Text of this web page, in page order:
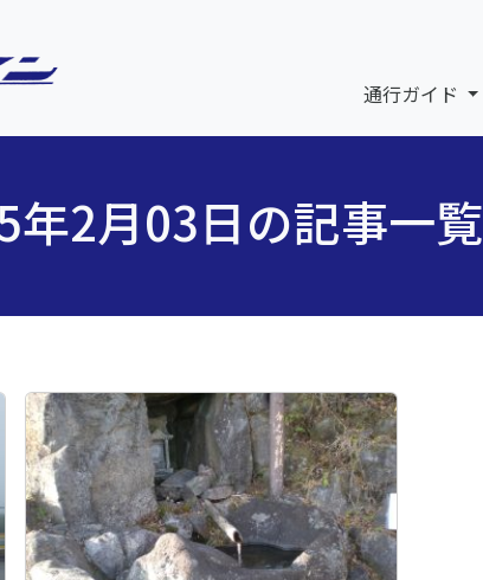
通行ガイド
年2月03日の記事一覧